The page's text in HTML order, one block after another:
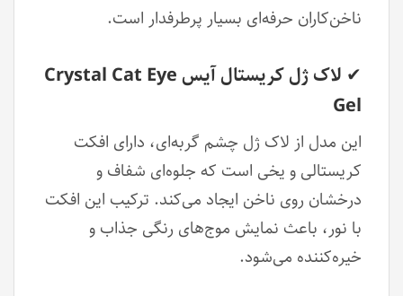
ناخن‌کاران حرفه‌ای بسیار پرطرفدار است.
✔ لاک ژل کریستال آیس Crystal Cat Eye
Gel
این مدل از لاک ژل چشم گربه‌ای، دارای افکت
کریستالی و یخی است که جلوه‌ای شفاف و
درخشان روی ناخن ایجاد می‌کند. ترکیب این افکت
با نور، باعث نمایش موج‌های رنگی جذاب و
خیره‌کننده می‌شود.